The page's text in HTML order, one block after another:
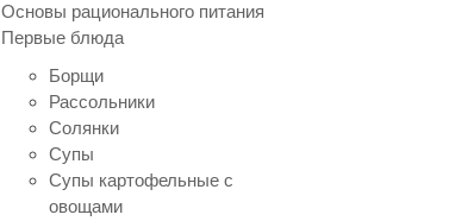
Основы рационального питания
Первые блюда
Борщи
Рассольники
Солянки
Супы
Супы картофельные с
овощами